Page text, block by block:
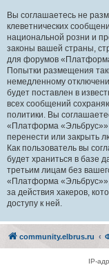
Вы соглашаетесь не
клеветнических
национальной розни и
законы вашей страны,
для форумов
Попытки размещения
немедленному
будет поставлен в
всех сообщений
политики. Вы
«Платформа «Эльбрус»»
перенести или закрыть
Как пользователь вы
будет храниться в базе
третьим лицам без
«Платформа
за действия хакеров,
доступу к ней.
community.elbrus.ru
IP-